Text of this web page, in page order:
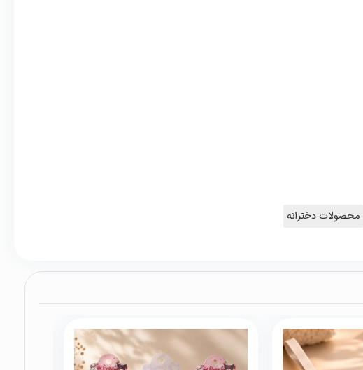
محصولات دخترانه